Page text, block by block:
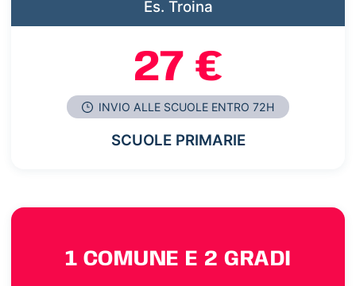
Es. Troina
27 €
INVIO ALLE SCUOLE ENTRO 72H
SCUOLE PRIMARIE
1 COMUNE E 2 GRADI